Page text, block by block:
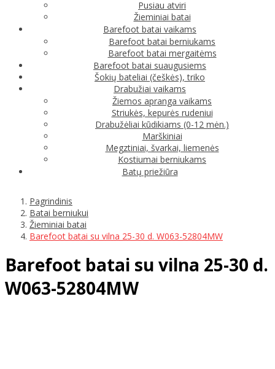
Pusiau atviri
Žieminiai batai
Barefoot batai vaikams
Barefoot batai berniukams
Barefoot batai mergaitėms
Barefoot batai suaugusiems
Šokių bateliai (češkės), triko
Drabužiai vaikams
Žiemos apranga vaikams
Striukės, kepurės rudeniui
Drabužėliai kūdikiams (0-12 mėn.)
Marškiniai
Megztiniai, švarkai, liemenės
Kostiumai berniukams
Batų priežiūra
Pagrindinis
Batai berniukui
Žieminiai batai
Barefoot batai su vilna 25-30 d. W063-52804MW
Barefoot batai su vilna 25-30 d.
W063-52804MW